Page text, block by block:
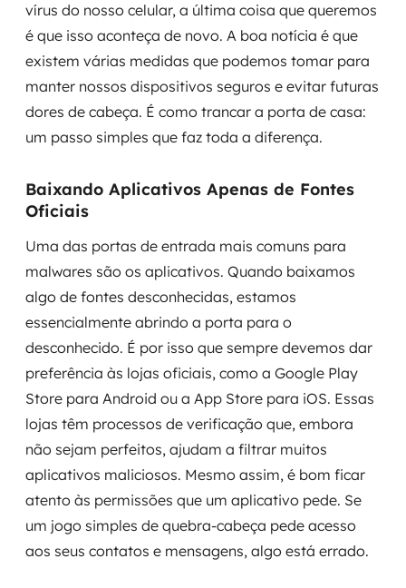
vírus do nosso celular, a última coisa que queremos
é que isso aconteça de novo. A boa notícia é que
existem várias medidas que podemos tomar para
manter nossos dispositivos seguros e evitar futuras
dores de cabeça. É como trancar a porta de casa:
um passo simples que faz toda a diferença.
Baixando Aplicativos Apenas de Fontes
Oficiais
Uma das portas de entrada mais comuns para
malwares são os aplicativos. Quando baixamos
algo de fontes desconhecidas, estamos
essencialmente abrindo a porta para o
desconhecido. É por isso que sempre devemos dar
preferência às lojas oficiais, como a Google Play
Store para Android ou a App Store para iOS. Essas
lojas têm processos de verificação que, embora
não sejam perfeitos, ajudam a filtrar muitos
aplicativos maliciosos. Mesmo assim, é bom ficar
atento às permissões que um aplicativo pede. Se
um jogo simples de quebra-cabeça pede acesso
aos seus contatos e mensagens, algo está errado.